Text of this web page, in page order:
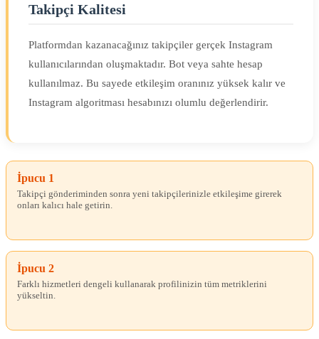
Takipçi Kalitesi
Platformdan kazanacağınız takipçiler gerçek Instagram
kullanıcılarından oluşmaktadır. Bot veya sahte hesap
kullanılmaz. Bu sayede etkileşim oranınız yüksek kalır ve
Instagram algoritması hesabınızı olumlu değerlendirir.
İpucu 1
Takipçi gönderiminden sonra yeni takipçilerinizle etkileşime girerek
onları kalıcı hale getirin.
İpucu 2
Farklı hizmetleri dengeli kullanarak profilinizin tüm metriklerini
yükseltin.